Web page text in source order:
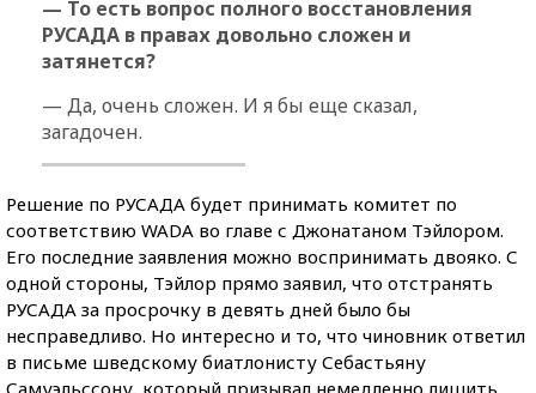
— То есть вопрос полного восстановления
РУСАДА в правах довольно сложен и
затянется?
— Да, очень сложен. И я бы еще сказал,
загадочен.
Решение по РУСАДА будет принимать комитет по
соответствию WADA во главе с Джонатаном Тэйлором.
Его последние заявления можно воспринимать двояко. С
одной стороны, Тэйлор прямо заявил, что отстранять
РУСАДА за просрочку в девять дней было бы
несправедливо. Но интересно и то, что чиновник ответил
в письме шведскому биатлонисту Себастьяну
Самуэльссону, который призывал немедленно лишить